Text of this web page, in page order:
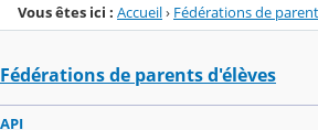
Vous êtes ici : Accueil› Fédérations de
Fédérations de parents d'élèves
API